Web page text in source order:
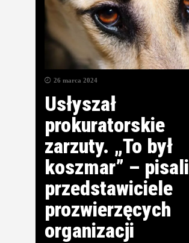
26 marca 2024
Usłyszał
prokuratorskie
zarzuty. „To był
koszmar” – pisali
przedstawiciele
prozwierzęcych
organizacji